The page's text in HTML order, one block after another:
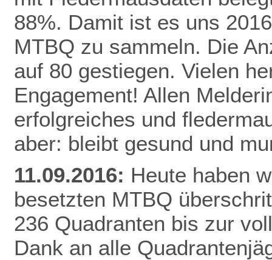
88%. Damit ist es uns
MTBQ zu sammeln. Die
auf 80 gestiegen. Vielen
Engagement! Allen
erfolgreiches und
aber: bleibt gesund und
11.09.2016: Heute haben
besetzten MTBQ
236 Quadranten bis zur
Dank an alle